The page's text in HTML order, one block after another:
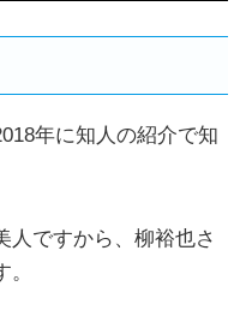
年に知人の紹介で知
人ですから、柳裕也さ